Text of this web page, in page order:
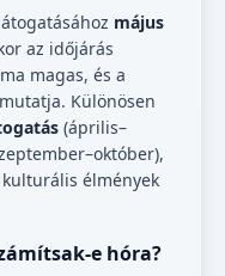
május
az időjárás
magas, és a
Különösen
(április–
élmények
e hóra?